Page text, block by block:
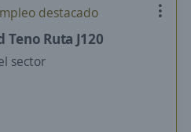
destacado
Teno Ruta J120
sector